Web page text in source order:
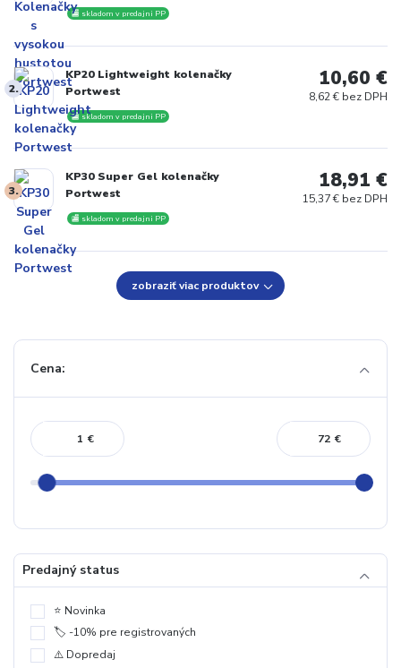
🏬 skladom v predajni PP
2.
KP20 Lightweight kolenačky
Portwest
🏬 skladom v predajni PP
10,60 €
8,62 € bez DPH
3.
KP30 Super Gel kolenačky
Portwest
🏬 skladom v predajni PP
18,91 €
15,37 € bez DPH
zobraziť viac produktov
Cena:
€ €
Predajný status
⭐️ Novinka
🏷️ -10% pre registrovaných
⚠️ Dopredaj